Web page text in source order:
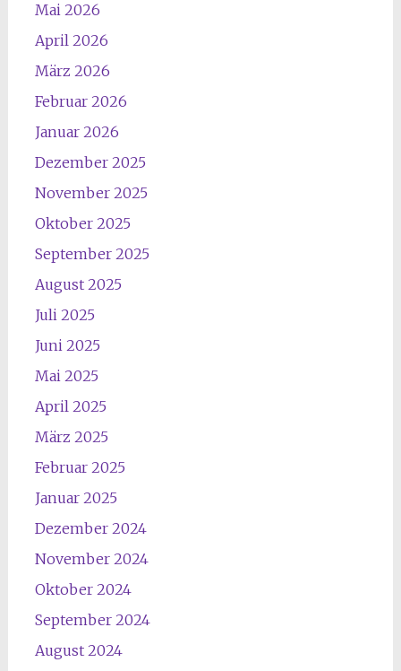
Mai 2026
April 2026
März 2026
Februar 2026
Januar 2026
Dezember 2025
November 2025
Oktober 2025
September 2025
August 2025
Juli 2025
Juni 2025
Mai 2025
April 2025
März 2025
Februar 2025
Januar 2025
Dezember 2024
November 2024
Oktober 2024
September 2024
August 2024